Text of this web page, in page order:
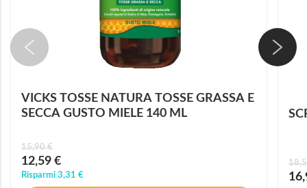
VICKS TOSSE NATURA TOSSE GRASSA E
SECCA GUSTO MIELE 140 ML
Prezzo
speciale
12,59 €
15,90 €
Risparmi 3,31 €